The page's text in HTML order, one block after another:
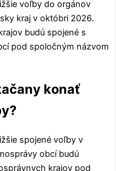
voľby do orgánov
kraj v októbri 2026.
budú spojené s
pod spoločným názvom
konať
spojené voľby v
obcí budú
krajov pod